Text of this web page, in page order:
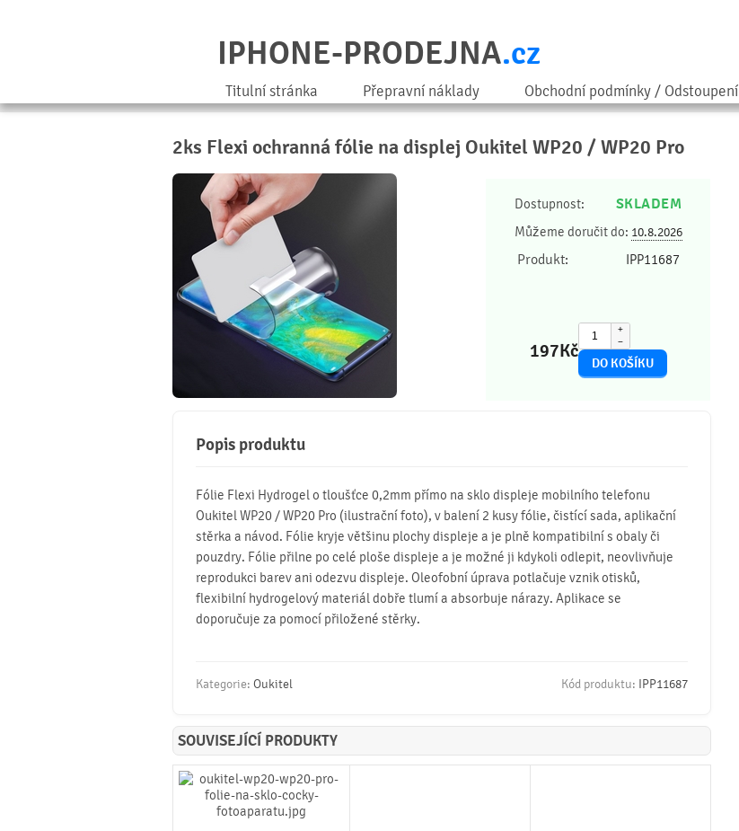
IPHONE-PRODEJNA.cz
Titulní stránka Přepravní náklady Obchodní podmínky / Odstoupení
2ks Flexi ochranná fólie na displej Oukitel WP20 / WP20 Pro
Dostupnost: SKLADEM
Můžeme doručit do: 10.8.2026
Produkt: IPP11687
197Kč
+
−
Popis produktu
Fólie Flexi Hydrogel o tloušťce 0,2mm přímo na sklo displeje mobilního telefonu
Oukitel WP20 / WP20 Pro (ilustrační foto), v balení 2 kusy fólie, čistící sada, aplikační
stěrka a návod. Fólie kryje většinu plochy displeje a je plně kompatibilní s obaly či
pouzdry. Fólie přilne po celé ploše displeje a je možné ji kdykoli odlepit, neovlivňuje
reprodukci barev ani odezvu displeje. Oleofobní úprava potlačuje vznik otisků,
flexibilní hydrogelový materiál dobře tlumí a absorbuje nárazy. Aplikace se
doporučuje za pomocí přiložené stěrky.
Kategorie: Oukitel Kód produktu: IPP11687
SOUVISEJÍCÍ PRODUKTY